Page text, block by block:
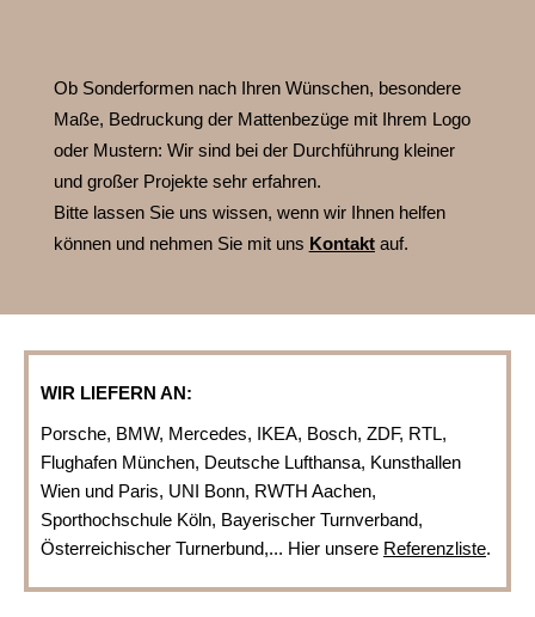
Ob Sonderformen nach Ihren Wünschen, besondere
Maße, Bedruckung der Mattenbezüge mit Ihrem Logo
oder Mustern: Wir sind bei der Durchführung kleiner
und großer Projekte sehr erfahren.
Bitte lassen Sie uns wissen, wenn wir Ihnen helfen
können und nehmen Sie mit uns Kontaktauf.
WIR LIEFERN AN:
Porsche, BMW, Mercedes, IKEA, Bosch, ZDF, RTL,
Flughafen München, Deutsche Lufthansa, Kunsthallen
Wien und Paris, UNI Bonn, RWTH Aachen,
Sporthochschule Köln, Bayerischer Turnverband,
Österreichischer Turnerbund,... Hier unsere Referenzliste.